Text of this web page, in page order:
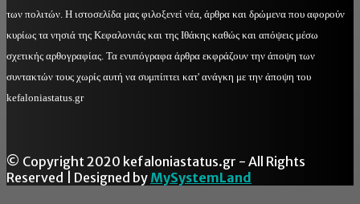
των πολιτών. Η ιστοσελίδα μας φιλοξενεί νέα, άρθρα και δρώμενα που αφορούν
κυρίως τα νησιά της Κεφαλονιάς και της Ιθάκης καθώς και απόψεις μέσω
σχετικής αρθογραφίας. Τα ενυπόγραφα άρθρα εκφράζουν την άποψη των
συντακτών τους χωρίς αυτή να συμπίπτει κατ' ανάγκη με την άποψη του
kefaloniastatus.gr
© Copyright 2020 kefaloniastatus.gr - All Rights
Reserved | Designed by MySystemLand